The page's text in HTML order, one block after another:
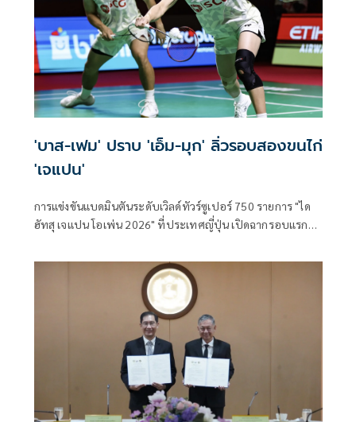
'บาส-เฟม' ปราบ 'เอ็ม-มุก' ลิ่วรอบสองขนไก่
'เจแปน'
การแข่งขันแบดมินตันระดับเวิลด์ทัวร์ซูเปอร์ 750 รายการ "ได
ฮัทสุ เจแปน โอเพ่น 2026" ที่ประเทศญี่ปุ่น เปิดฉากรอบแรก